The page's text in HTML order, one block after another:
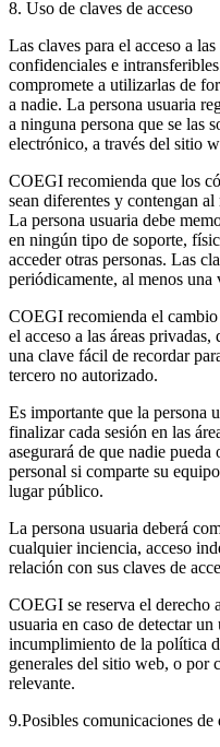
8. Uso de claves de acceso
Las claves para el acceso a
confidenciales e
compromete a utilizarlas de
a nadie. La persona usuaria
a ninguna persona que se las
electrónico, a través del sitio
COEGI recomienda que los
sean diferentes y contengan
La persona usuaria debe
en ningún tipo de soporte,
acceder otras personas. Las
periódicamente, al menos una
COEGI recomienda el cambio
el acceso a las áreas
una clave fácil de recordar
tercero no autorizado.
Es importante que la persona
finalizar cada sesión en las
asegurará de que nadie
personal si comparte su
lugar público.
La persona usuaria deberá
cualquier inciencia, acceso
relación con sus claves de
COEGI se reserva el derecho
usuaria en caso de detectar
incumplimiento de la política
generales del sitio web, o por
relevante.
9.Posibles comunicaciones de